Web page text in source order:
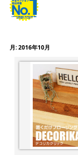
月:2016年10月